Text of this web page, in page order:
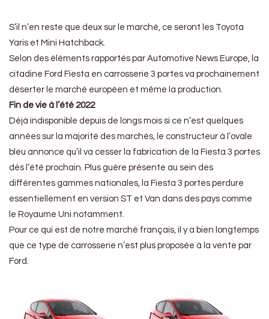
S’il n’en reste que deux sur le marché, ce seront les Toyota
Yaris et Mini Hatchback.
Selon des éléments rapportés par Automotive News Europe, la
citadine Ford Fiesta en carrosserie 3 portes va prochainement
déserter le marché européen et même la production.
Fin de vie à l’été 2022
Déjà indisponible depuis de longs mois si ce n’est quelques
années sur la majorité des marchés, le constructeur à l’ovale
bleu annonce qu’il va cesser la fabrication de la Fiesta 3 portes
dès l’été prochain. Plus guère présente au sein des
différentes gammes nationales, la Fiesta 3 portes perdure
essentiellement en version ST et Van dans des pays comme
le Royaume Uni notamment.
Pour ce qui est de notre marché français, il y a bien longtemps
que ce type de carrosserie n’est plus proposée à la vente par
Ford.